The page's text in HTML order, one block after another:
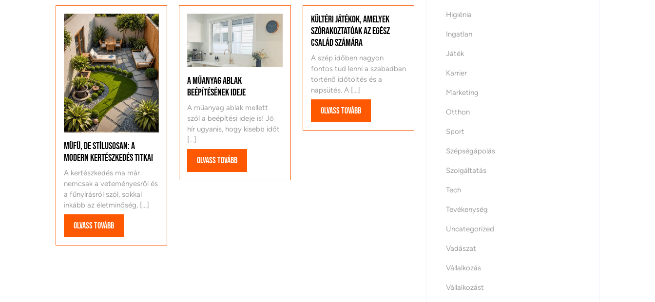
Műfű, de stílusosan: a
modern kertészkedés titkai
A kertészkedés ma már
nemcsak a veteményesről és
a fűnyírásról szól, sokkal
inkább az életminőség, [...]
Olvass továbbOlvass
tovább
A műanyag ablak
beépítésének ideje
A műanyag ablak mellett
szól a beépítési ideje is! Jó
hír ugyanis, hogy kisebb időt
[...]
Olvass továbbOlvass
tovább
Kültéri játékok, amelyek
szórakoztatóak az egész
család számára
A szép időben nagyon
fontos tud lenni a szabadban
történő időtöltés és a
napsütés. A [...]
Olvass továbbOlvass
tovább
Higiénia
Ingatlan
Játék
Karrier
Marketing
Otthon
Sport
Szépségápolás
Szolgáltatás
Tech
Tevékenység
Uncategorized
Vadászat
Vállalkozás
Vállalkozást